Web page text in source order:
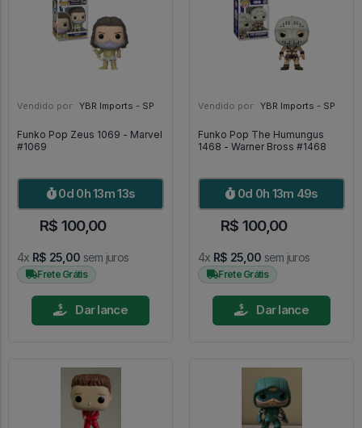
Vendido por: YBR Imports - SP
Funko Pop Zeus 1069 - Marvel
#1069
0d 0h 13m 11s
R$ 100,00
4x R$ 25,00 sem juros
Frete Grátis
Dar lance
Vendido por: YBR Imports - SP
Funko Pop The Humungus
1468 - Warner Bross #1468
0d 0h 13m 47s
R$ 100,00
4x R$ 25,00 sem juros
Frete Grátis
Dar lance